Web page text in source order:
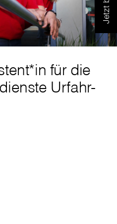
für die
Urfahr-